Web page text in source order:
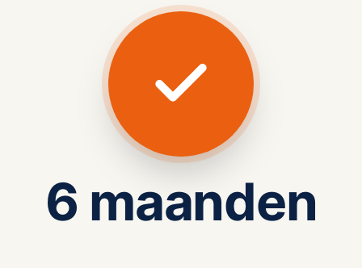
6 maanden